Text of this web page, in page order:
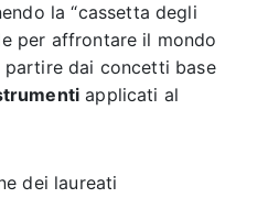
la “cassetta degli
per affrontare il mondo
dai concetti base
applicati al
dei laureati